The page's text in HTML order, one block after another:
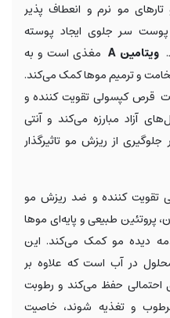
مو نرم و انعطاف پذیر
سر جلوی ایجاد پوسته
ویتامین A
مغذی است و به
و ترمیم موها کمک می‌کند.
قرص کپسولی تقویت کننده و
آزاد مبارزه می‌کند و آنتی
جلوگیری از ریزش مو تاثیرگذار
تقویت کننده و ضد ریزش مو
پروتئین طبیعی و پایه‌ای موها
دیده مو کمک می‌کند. این
در آب است که علاوه بر
احتمالی حفظ می‌کند و رطوبت
و تغذیه شوند، خاصیت